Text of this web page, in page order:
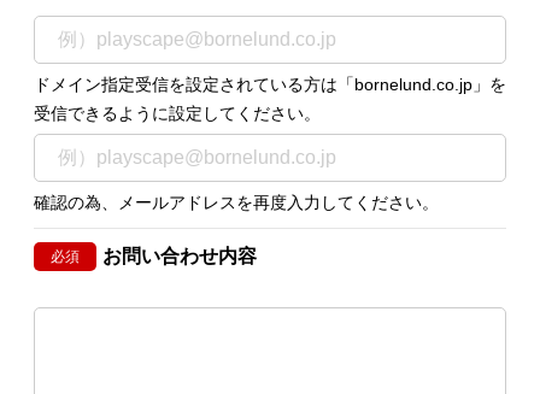
ドメイン指定受信を設定されている方は「bornelund.co.jp」を
受信できるように設定してください。
確認の為、メールアドレスを再度入力してください。
必須 お問い合わせ内容